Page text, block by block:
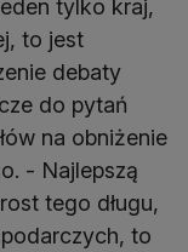
tylko kraj,
to jest
debaty
do pytań
na obniżenie
- Najlepszą
tego długu,
to